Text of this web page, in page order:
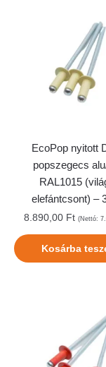
EcoPop nyitott
popszegecs
RAL1015
elefántcsont) –
8.890,00 Ft (Nettó:
Kosárba